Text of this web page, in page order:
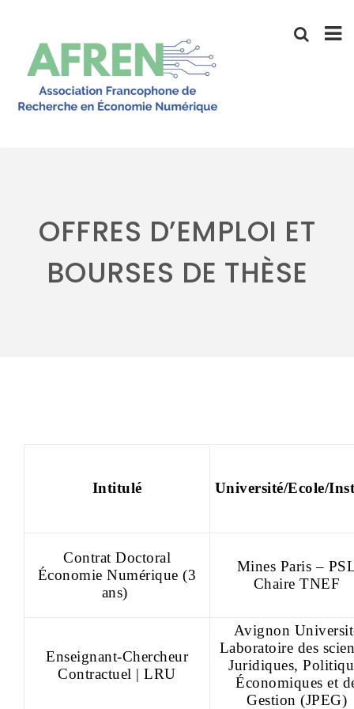
OFFRES D’EMPLOI ET
BOURSES DE THÈSE
Intitulé Université/Ecole/
Contrat Doctoral
Économie Numérique (3
ans)
Mines Paris –
Chaire TNEF
Enseignant-Chercheur
Contractuel | LRU
Avignon
Laboratoire des
Juridiques,
Économiques et
Gestion (JPEG)